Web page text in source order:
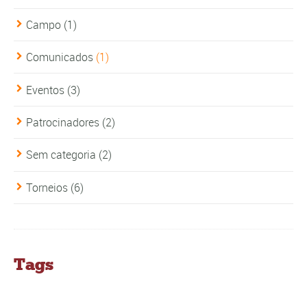
Campo (1)
Comunicados (1)
Eventos (3)
Patrocinadores (2)
Sem categoria (2)
Torneios (6)
Tags